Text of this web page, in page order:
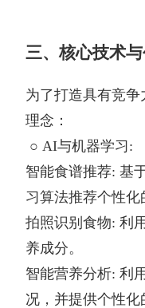
三、核心技术
为了打造具有竞
理念：
○ AI与机器学习:
智能食谱推荐: 基
习算法推荐个性化
拍照识别食物: 利
养成分。
智能营养分析: 利
况，并提供个性化